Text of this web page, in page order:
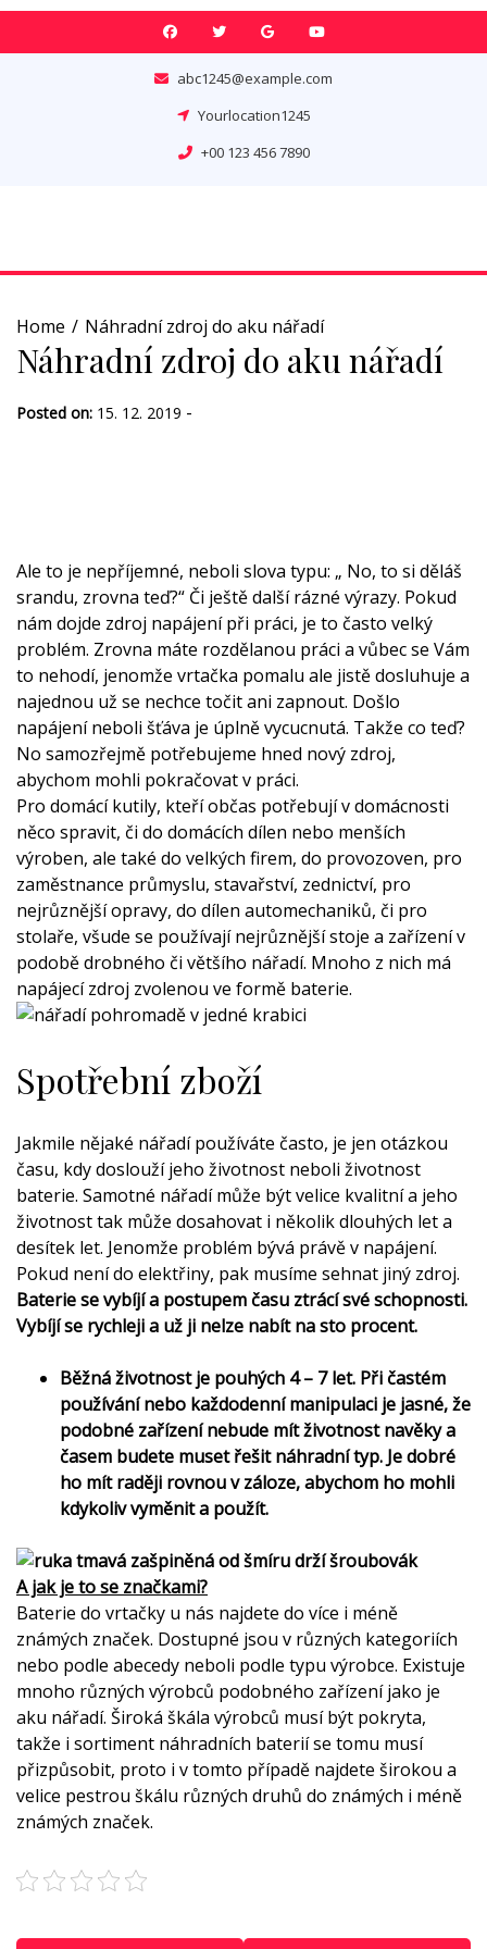
Skip
abc1245@example.com
Yourlocation1245
+00 123 456 7890
Home Náhradní zdroj do aku nářadí
Náhradní zdroj do aku nářadí
Posted on: 15. 12. 2019 -
Ale to je nepříjemné, neboli slova typu: „ No, to si děláš
srandu, zrovna teď?“ Či ještě další rázné výrazy. Pokud
nám dojde zdroj napájení při práci, je to často velký
problém. Zrovna máte rozdělanou práci a vůbec se Vám
to nehodí, jenomže vrtačka pomalu ale jistě dosluhuje a
najednou už se nechce točit ani zapnout. Došlo
napájení neboli šťáva je úplně vycucnutá. Takže co teď?
No samozřejmě potřebujeme hned nový zdroj,
abychom mohli pokračovat v práci.
Pro domácí kutily, kteří občas potřebují v domácnosti
něco spravit, či do domácích dílen nebo menších
výroben, ale také do velkých firem, do provozoven, pro
zaměstnance průmyslu, stavařství, zednictví, pro
nejrůznější opravy, do dílen automechaniků, či pro
stolaře, všude se používají nejrůznější stoje a zařízení v
podobě drobného či většího nářadí. Mnoho z nich má
napájecí zdroj zvolenou ve formě baterie.
Spotřební zboží
Jakmile nějaké nářadí používáte často, je jen otázkou
času, kdy doslouží jeho životnost neboli životnost
baterie. Samotné nářadí může být velice kvalitní a jeho
životnost tak může dosahovat i několik dlouhých let a
desítek let. Jenomže problém bývá právě v napájení.
Pokud není do elektřiny, pak musíme sehnat jiný zdroj.
Baterie se vybíjí a postupem času ztrácí své schopnosti.
Vybíjí se rychleji a už ji nelze nabít na sto procent.
Běžná životnost je pouhých 4 – 7 let. Při častém
používání nebo každodenní manipulaci je jasné, že
podobné zařízení nebude mít životnost navěky a
časem budete muset řešit náhradní typ. Je dobré
ho mít raději rovnou v záloze, abychom ho mohli
kdykoliv vyměnit a použít.
A jak je to se značkami?
Baterie do vrtačky u nás najdete do více i méně
známých značek. Dostupné jsou v různých kategoriích
nebo podle abecedy neboli podle typu výrobce. Existuje
mnoho různých výrobců podobného zařízení jako je
aku nářadí. Široká škála výrobců musí být pokryta,
takže i sortiment náhradních baterií se tomu musí
přizpůsobit, proto i v tomto případě najdete širokou a
velice pestrou škálu různých druhů do známých i méně
známých značek.